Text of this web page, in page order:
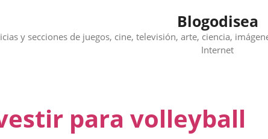
Blogodisea
y secciones de juegos, cine, televisión, arte, ciencia,
Internet
para volleyball